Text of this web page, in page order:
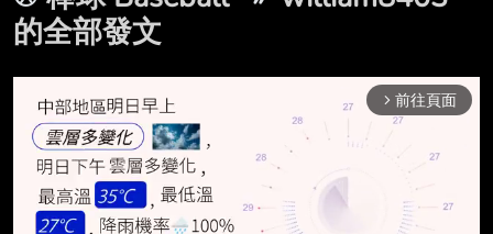
的全部發文
arrow_forward_ios 前往頁面